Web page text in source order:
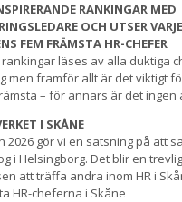
RANKINGAR MED
OCH UTSER
FEM FRÄMSTA HR-CHEFER
rankingar läses av alla duktiga
men framför allt är det viktigt
– för annars är det ingen
I SKÅNE
2026 gör vi en satsning på att
i Helsingborg. Det blir en
att träffa andra inom HR i
HR-cheferna i Skåne